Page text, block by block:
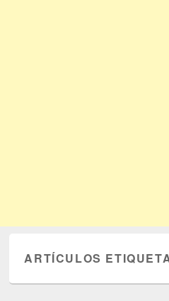
ARTÍCULOS